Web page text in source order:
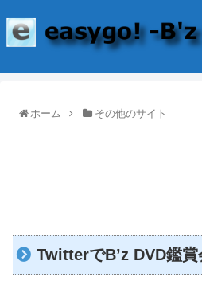
ホーム その他のサイト
TwitterでB’z DVD鑑賞